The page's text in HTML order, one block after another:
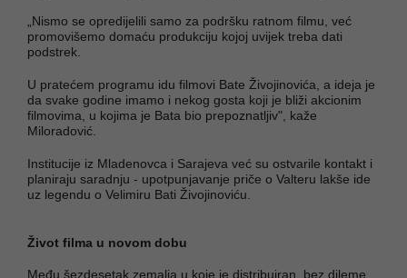
„Nismo se opredijelili samo za podršku ratnom filmu, već
promovišemo domaću produkciju kojoj uvijek treba dati
podstrek.
U pratećem programu idu filmovi Bate Živojinovića, a ideja je
da svake godine imamo i nekog gosta koji je bliži akcionim
filmovima, u kojima je Bata bio prepoznatljiv", kaže
Miloradović.
Institucije iz Mladenovca i Sarajeva već su ostvarile kontakt i
planiraju saradnju - upotpunjavanje priče o Valteru lakše ide
uz legendu o Velimiru Bati Živojinoviću.
Život filma u novom dobu
Među šezdesetak zemalja u koje je distribuiran, bez dileme